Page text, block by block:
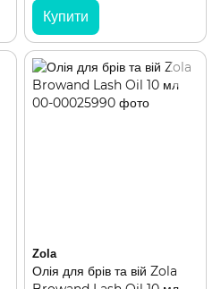
Купити
Zola
Олія для брів та вій Zola